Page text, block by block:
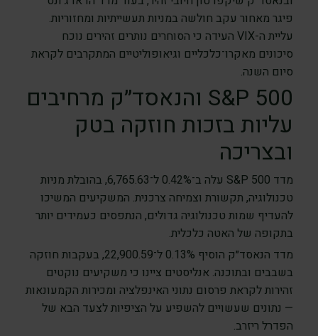
פיגר מאחור עקב חולשה במניות תעשייתיות ומחזוריות.
עליית ה-VIX העידה כי הסוחרים נותרים זהירים נוכח
סיכונים מאקרו־כלכליים וגיאופוליטיים המתקרבים לקראת
סיום השנה.
S&P 500 והנאסד״ק מרחיבים
עליות בזכות חוזקה בטק
ובצריכה
מדד S&P 500 עלה ב־0.42% ל־6,765.63, בהובלת מניות
טכנולוגיה, תקשורת וצמיחה צרכנית. המשקיעים המשיכו
להעדיף שמות טכנולוגיה גדולים, הנתפסים כעמידים יותר
בתקופה של האטה כלכלית.
מדד הנאסד״ק הוסיף 0.13% ל־22,900.59, בעקבות חוזקה
בשבבים ובתוכנה. אנליסטים ציינו כי משקיעים נוקטים
זהירות לקראת פרסום נתוני האינפלציה ומכירות הקמעונאות
— נתונים שעשויים להשפיע על הציפיות לצעד הבא של
הפדרל ריזרב.